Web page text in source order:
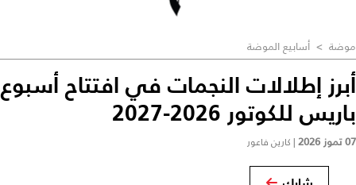
موضة > أسابيع الموضة
أبرز إطلالات النجمات في افتتاح أسبوع
باريس للكوتور 2026-2027
07 تموز 2026 | كارين فاعور